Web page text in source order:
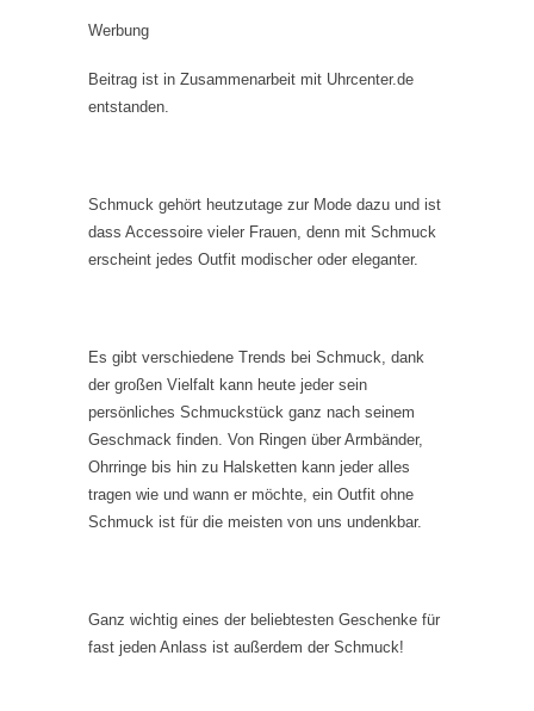
Werbung
Beitrag ist in Zusammenarbeit mit Uhrcenter.de
entstanden.
Schmuck gehört heutzutage zur Mode dazu und ist
dass Accessoire vieler Frauen, denn mit Schmuck
erscheint jedes Outfit modischer oder eleganter.
Es gibt verschiedene Trends bei Schmuck, dank
der großen Vielfalt kann heute jeder sein
persönliches Schmuckstück ganz nach seinem
Geschmack finden. Von Ringen über Armbänder,
Ohrringe bis hin zu Halsketten kann jeder alles
tragen wie und wann er möchte, ein Outfit ohne
Schmuck ist für die meisten von uns undenkbar.
Ganz wichtig eines der beliebtesten Geschenke für
fast jeden Anlass ist außerdem der Schmuck!